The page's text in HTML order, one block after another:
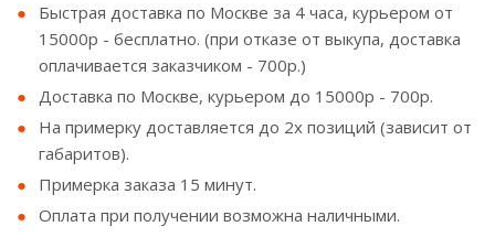
Быстрая доставка по Москве за 4 часа, курьером от
15000р - бесплатно. (при отказе от выкупа, доставка
оплачивается заказчиком - 700р.)
Доставка по Москве, курьером до 15000р - 700р.
На примерку доставляется до 2х позиций (зависит от
габаритов).
Примерка заказа 15 минут.
Оплата при получении возможна наличными.